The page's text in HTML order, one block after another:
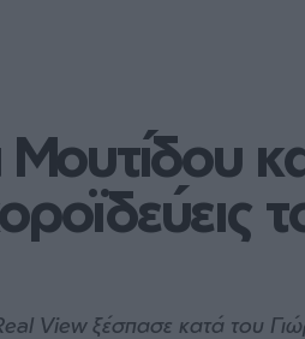
View ξέσπασε κατά του